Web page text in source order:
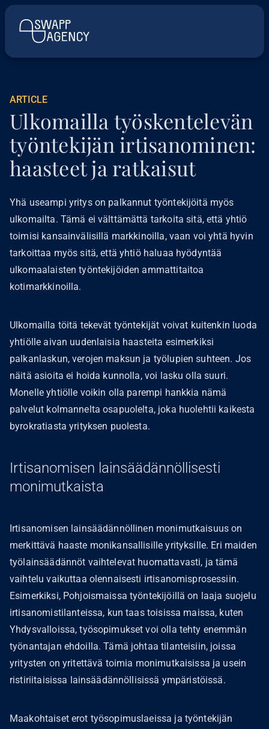
ARTICLE
Ulkomailla työskentelevän
työntekijän irtisanominen:
haasteet ja ratkaisut
Yhä useampi yritys on palkannut työntekijöitä myös
ulkomailta. Tämä ei välttämättä tarkoita sitä, että yhtiö
toimisi kansainvälisillä markkinoilla, vaan voi yhtä hyvin
tarkoittaa myös sitä, että yhtiö haluaa hyödyntää
ulkomaalaisten työntekijöiden ammattitaitoa
kotimarkkinoilla.
Ulkomailla töitä tekevät työntekijät voivat kuitenkin luoda
yhtiölle aivan uudenlaisia haasteita esimerkiksi
palkanlaskun, verojen maksun ja työlupien suhteen. Jos
näitä asioita ei hoida kunnolla, voi lasku olla suuri.
Monelle yhtiölle voikin olla parempi hankkia nämä
palvelut kolmannelta osapuolelta, joka huolehtii kaikesta
byrokratiasta yrityksen puolesta.
Irtisanomisen lainsäädännöllisesti
monimutkaista
Irtisanomisen lainsäädännöllinen monimutkaisuus on
merkittävä haaste monikansallisille yrityksille. Eri maiden
työlainsäädännöt vaihtelevat huomattavasti, ja tämä
vaihtelu vaikuttaa olennaisesti irtisanomisprosessiin.
Esimerkiksi, Pohjoismaissa työntekijöillä on laaja suojelu
irtisanomistilanteissa, kun taas toisissa maissa, kuten
Yhdysvalloissa, työsopimukset voi olla tehty enemmän
työnantajan ehdoilla. Tämä johtaa tilanteisiin, joissa
yritysten on yritettävä toimia monimutkaisissa ja usein
ristiriitaisissa lainsäädännöllisissä ympäristöissä.
Maakohtaiset erot työsopimuslaeissa ja työntekijän